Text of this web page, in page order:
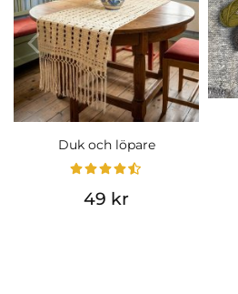
Duk och löpare
49 kr